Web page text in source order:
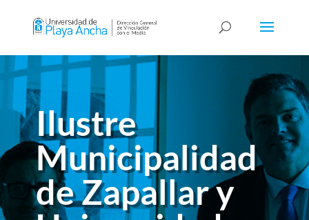
Ilustre
Municipalidad
de Zapallar y